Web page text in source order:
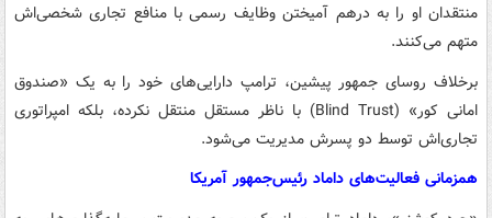
منتقدان او را به درهم آمیختن وظایف رسمی با منافع تجاری شخصی‌اش
متهم می‌کنند.
برخلاف روسای جمهور پیشین، ترامپ دارایی‌های خود را به یک «صندوق
امانی کور» (Blind Trust) با ناظر مستقل منتقل نکرده، بلکه امپراتوری
تجاری‌اش توسط دو پسرش مدیریت می‌شود.
همزمانی فعالیت‌های داماد رئیس‌جمهور آمریکا